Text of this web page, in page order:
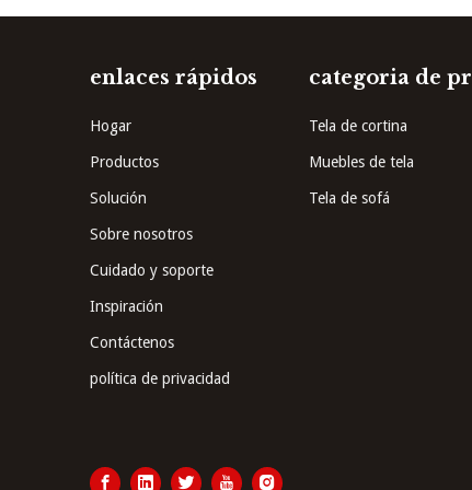
enlaces rápidos
Hogar
Productos
Solución
Sobre nosotros
Cuidado y soporte
Inspiración
Contáctenos
política de privacidad
categoria de
Tela de cortina
Muebles de tela
Tela de sofá